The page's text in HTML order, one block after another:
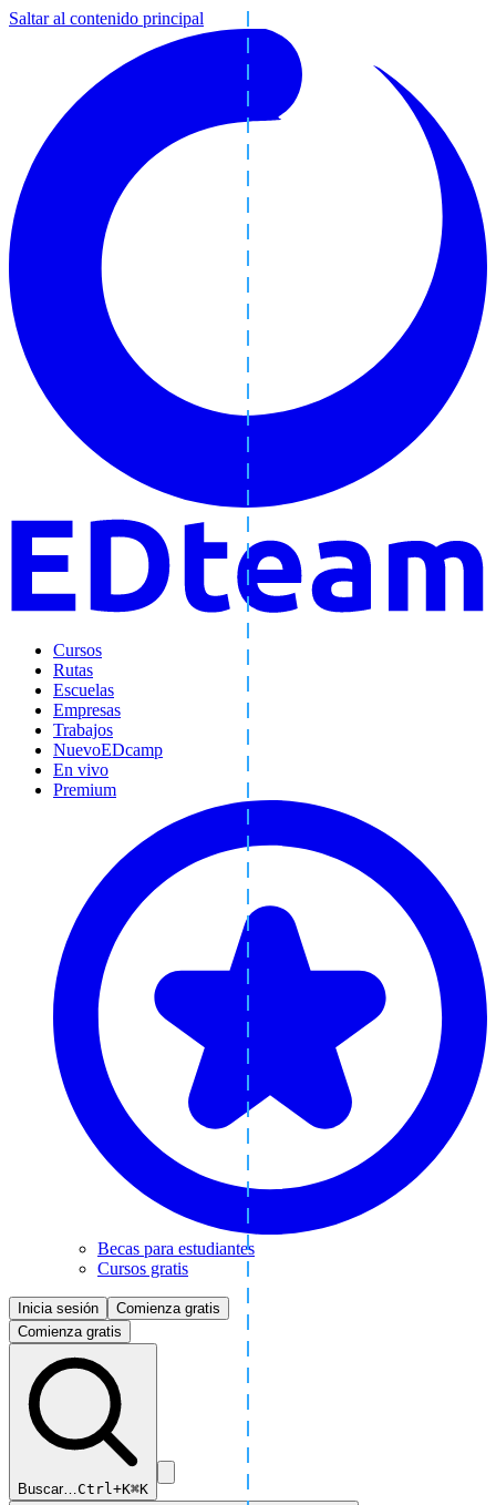
Saltar al contenido principal
Cursos
Rutas
Escuelas
Empresas
Trabajos
NuevoEDcamp
En vivo
Premium
Becas para estudiantes
Cursos gratis
Inicia sesión
Comienza gratis
Comienza gratis
Buscar…Ctrl+K⌘K